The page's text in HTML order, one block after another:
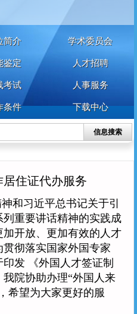
艺术人才 特殊群众
简介 学术委员会
鉴定 人才招聘
考试 人事服务
条件 下载中心
信息搜索
住证代办服务
和习近平总书记关于引
重要讲话精神的实践成
开放、更加有效的人才
彻落实国家外国专家
发 《外国人才签证制
院协助办理“外国人来
希望为大家更好的服